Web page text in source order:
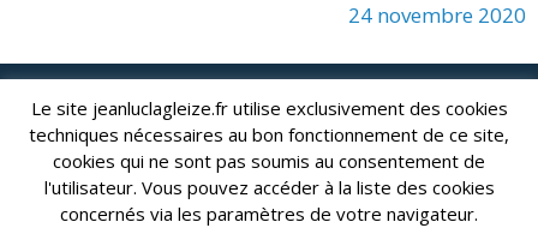
24 novembre 2020
Jean-Luc LAGLEIZE - e-mail : lagleize2024@gmail.com
Mentions Légales- Copyright © 2024. Tous droits réservés.
Le site jeanluclagleize.fr utilise exclusivement des cookies
techniques nécessaires au bon fonctionnement de ce site,
cookies qui ne sont pas soumis au consentement de
l'utilisateur. Vous pouvez accéder à la liste des cookies
concernés via les paramètres de votre navigateur.